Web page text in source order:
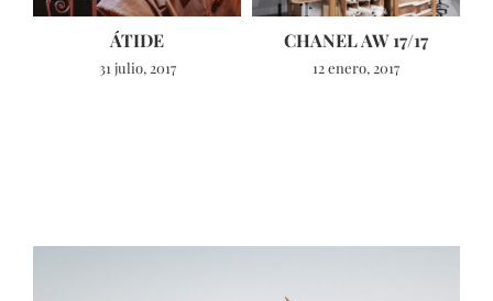
ÁTIDE
31 julio, 2017
CHANEL AW 17/17
12 enero, 2017